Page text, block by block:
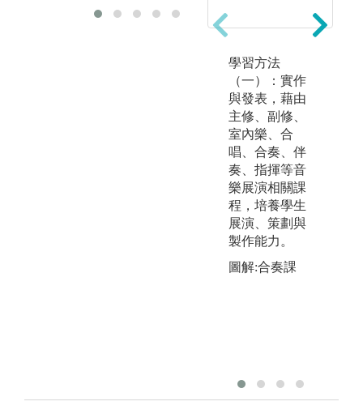
學習方法
（一）：實作
與發表，藉由
主修、副修、
室內樂、合
唱、合奏、伴
奏、指揮等音
樂展演相關課
程，培養學生
展演、策劃與
製作能力。
圖解:合奏課